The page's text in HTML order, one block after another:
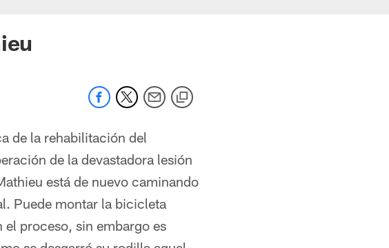
source of the latest
de la rehabilitación del
de la devastadora lesión
está de nuevo caminando
Puede montar la bicicleta
proceso, sin embargo es